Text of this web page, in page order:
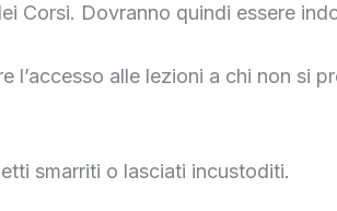
Corsi. Dovranno quindi essere
l’accesso alle lezioni a chi non si
smarriti o lasciati incustoditi.